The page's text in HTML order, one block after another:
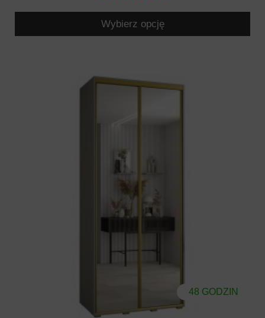
Wybierz opcję
48 GODZIN